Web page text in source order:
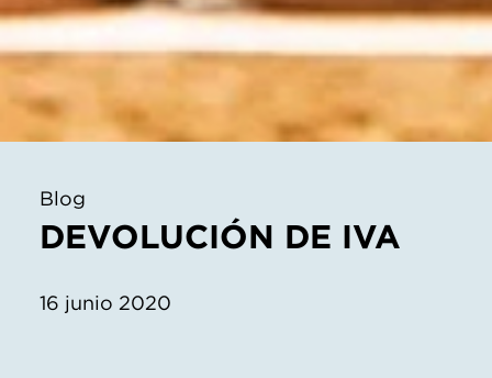
Blog
DEVOLUCIÓN DE IVA
16 junio 2020